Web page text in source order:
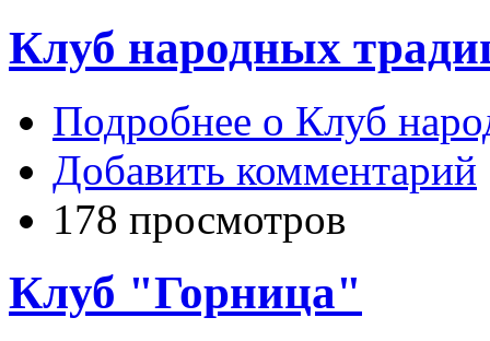
Клуб народных
Подробнее о Клуб
Добавить комментарий
178 просмотров
Клуб "Горница"